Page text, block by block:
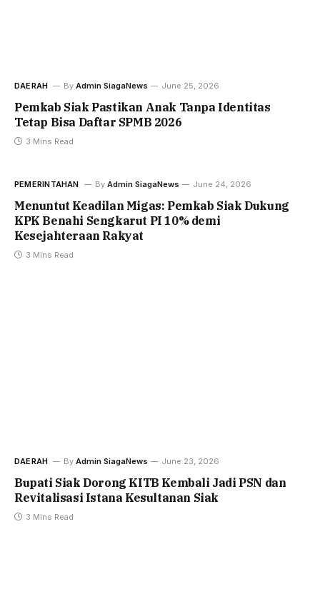
DAERAH By Admin SiagaNews June 25, 2026
Pemkab Siak Pastikan Anak Tanpa Identitas
Tetap Bisa Daftar SPMB 2026
3 Mins Read
PEMERINTAHAN By Admin SiagaNews June 24, 2026
Menuntut Keadilan Migas: Pemkab Siak Dukung
KPK Benahi Sengkarut PI 10% demi
Kesejahteraan Rakyat
3 Mins Read
DAERAH By Admin SiagaNews June 23, 2026
Bupati Siak Dorong KITB Kembali Jadi PSN dan
Revitalisasi Istana Kesultanan Siak
3 Mins Read